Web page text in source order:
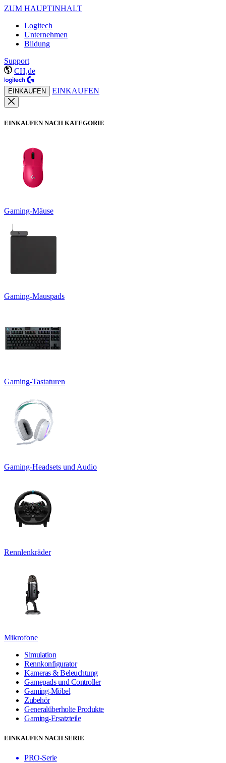
ZUM HAUPTINHALT
Logitech
Unternehmen
Bildung
Support
CH,de
EINKAUFEN EINKAUFEN
EINKAUFEN NACH KATEGORIE
Gaming-Mäuse
Gaming-Mauspads
Gaming-Tastaturen
Gaming-Headsets und Audio
Rennlenkräder
Mikrofone
Simulation
Rennkonfigurator
Kameras & Beleuchtung
Gamepads und Controller
Gaming-Möbel
Zubehör
Generalüberholte Produkte
Gaming-Ersatzteile
EINKAUFEN NACH SERIE
PRO-Serie